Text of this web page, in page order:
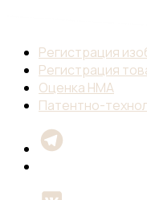
Регистрация
Регистрация
Оценка НМА
Патентно-